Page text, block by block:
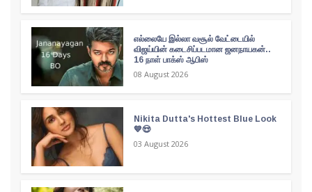
எல்லையே இல்லா வசூல் வேட்டையில்
விஜய்யின் கடைசிப்படமான ஜனநாயகன்..
16 நாள் பாக்ஸ் ஆபிஸ்
08 August 2026
Nikita Dutta's Hottest Blue Look
💙😍
03 August 2026